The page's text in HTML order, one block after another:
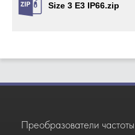
Size 3 E3 IP66.zip
Преобразователи частоты